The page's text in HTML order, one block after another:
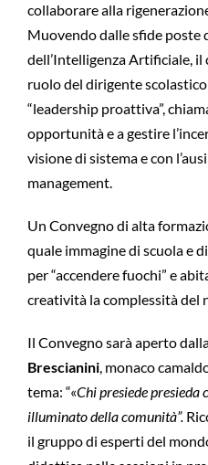
collaborare alla
Muovendo dalle sfide poste
dell’Intelligenza Artificiale,
ruolo del dirigente
“leadership proattiva”,
opportunità e a gestire
visione di sistema e con
management.
Un Convegno di alta
quale immagine di scuola e
per “accendere fuochi” e
creatività la complessità del
Il Convegno sarà aperto
Brescianini, monaco
tema: “«Chi presiede presieda
illuminato della comunità”.
il gruppo di esperti del